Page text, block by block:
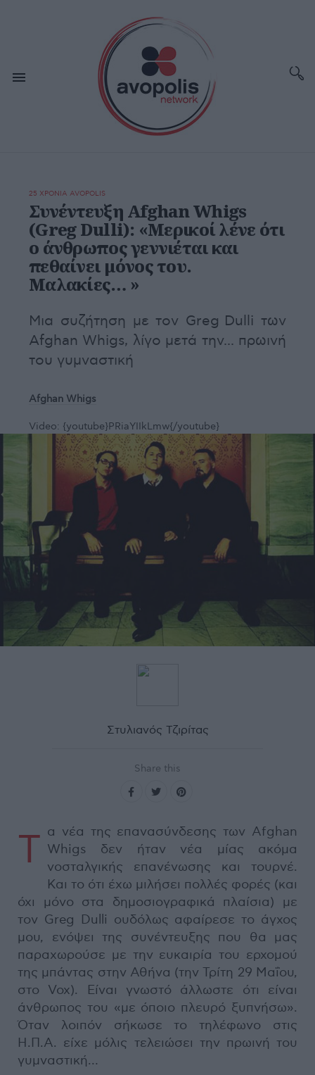
25 ΧΡΟΝΙΑ AVOPOLIS
Συνέντευξη Afghan Whigs
(Greg Dulli): «Μερικοί λένε ότι
ο άνθρωπος γεννιέται και
πεθαίνει μόνος του.
Μαλακίες… »
Μια συζήτηση με τον Greg Dulli των
Afghan Whigs, λίγο μετά την... πρωινή
του γυμναστική
Afghan Whigs
Video: {youtube}PRiaYIIkLmw{/youtube}
Στυλιανός Τζιρίτας
Share this
Τ α νέα της επανασύνδεσης των Afghan
Whigs δεν ήταν νέα μίας ακόμα
νοσταλγικής επανένωσης και τουρνέ.
Και το ότι έχω μιλήσει πολλές φορές (και
όχι μόνο στα δημοσιογραφικά πλαίσια) με
τον Greg Dulli ουδόλως αφαίρεσε το άγχος
μου, ενόψει της συνέντευξης που θα μας
παραχωρούσε με την ευκαιρία του ερχομού
της μπάντας στην Αθήνα (την Τρίτη 29 Μαΐου,
στο Vox). Είναι γνωστό άλλωστε ότι είναι
άνθρωπος του «με όποιο πλευρό ξυπνήσω».
Όταν λοιπόν σήκωσε το τηλέφωνο στις
Η.Π.Α. είχε μόλις τελειώσει την πρωινή του
γυμναστική…